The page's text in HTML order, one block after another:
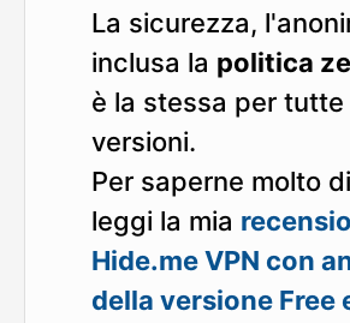
La sicurezza,
inclusa la politica
è la stessa per tutte
versioni.
Per saperne molto
leggi la mia
Hide.me VPN con
della versione Free